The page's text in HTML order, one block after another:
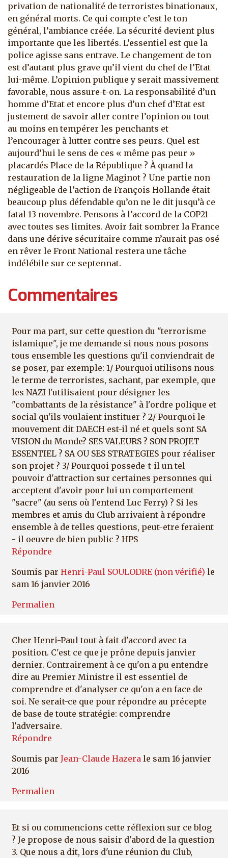
privation de nationalité de terroristes binationaux,
en général morts. Ce qui compte c’est le ton
général, l’ambiance créée. La sécurité devient plus
importante que les libertés. L’essentiel est que la
police agisse sans entrave. Le changement de ton
est d’autant plus grave qu’il vient du chef de l’Etat
lui-même. L’opinion publique y serait massivement
favorable, nous assure-t-on. La responsabilité d’un
homme d’Etat et encore plus d’un chef d’Etat est
justement de savoir aller contre l’opinion ou tout
au moins en tempérer les penchants et
l’encourager à lutter contre ses peurs. Quel est
aujourd’hui le sens de ces « même pas peur »
placardés Place de la République ? À quand la
restauration de la ligne Maginot ? Une partie non
négligeable de l’action de François Hollande était
beaucoup plus défendable qu’on ne le dit jusqu’à ce
fatal 13 novembre. Pensons à l’accord de la COP21
avec toutes ses limites. Avoir fait sombrer la France
dans une dérive sécuritaire comme n’aurait pas osé
en rêver le Front National restera une tâche
indélébile sur ce septennat.
Commentaires
Pour ma part, sur cette question du "terrorisme
islamique", je me demande si nous nous posons
tous ensemble les questions qu'il conviendrait de
se poser, par exemple: 1/ Pourquoi utilisons nous
le terme de terroristes, sachant, par exemple, que
les NAZI l'utilisaient pour désigner les
"combattants de la résistance" à l'ordre polique et
social qu'ils voulaient instituer ? 2/ Pourquoi le
mouvement dit DAECH est-il né et quels sont SA
VISION du Monde? SES VALEURS ? SON PROJET
ESSENTIEL ? SA OU SES STRATEGIES pour réaliser
son projet ? 3/ Pourquoi possede-t-il un tel
pouvoir d'attraction sur certaines personnes qui
acceptent d'avoir pour lui un comportement
"sacre" (au sens où l'entend Luc Ferry) ? Si les
membres et amis du Club arrivaient à répondre
ensemble à de telles questions, peut-etre feraient
- il oeuvre de bien public ? HPS
Répondre
Soumis par Henri-Paul SOULODRE (non vérifié) le
sam 16 janvier 2016
Permalien
Cher Henri-Paul tout à fait d'accord avec ta
position. C'est ce que je prône depuis janvier
dernier. Contrairement à ce qu'on a pu entendre
dire au Premier Ministre il est essentiel de
comprendre et d'analyser ce qu'on a en face de
soi. Ne serait-ce que pour répondre au précepte
de base de toute stratégie: comprendre
l'adversaire.
Répondre
Soumis par Jean-Claude Hazera le sam 16 janvier
2016
Permalien
Et si ou commencions cette réflexion sur ce blog
? Je propose de nous saisir d'abord de la question
3. Que nous a dit, lors d'une réunion du Club,